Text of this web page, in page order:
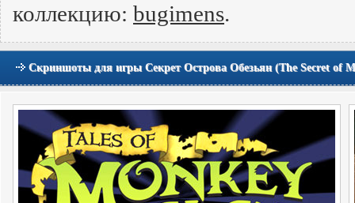
коллекцию: bugimens.
Скриншоты для игры Секрет Острова Обезьян (The Secret of